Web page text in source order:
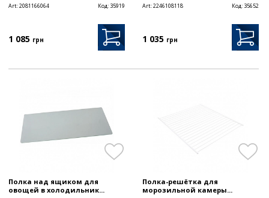
Art:2081166064 Код: 35919
1 085 грн
Art:2246108118 Код: 35652
1 035 грн
Полка над ящиком для
овощей в холодильник...
Полка-решётка для
морозильной камеры...